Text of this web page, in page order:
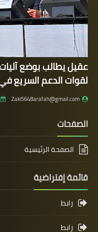
عقيل يطالب بوضع
لقوات الدعم السريع
Zaki5648arafah@gmail.com
الصفحات
الصفحة الرئيسية
قائمة إفتراضية
رابط
رابط